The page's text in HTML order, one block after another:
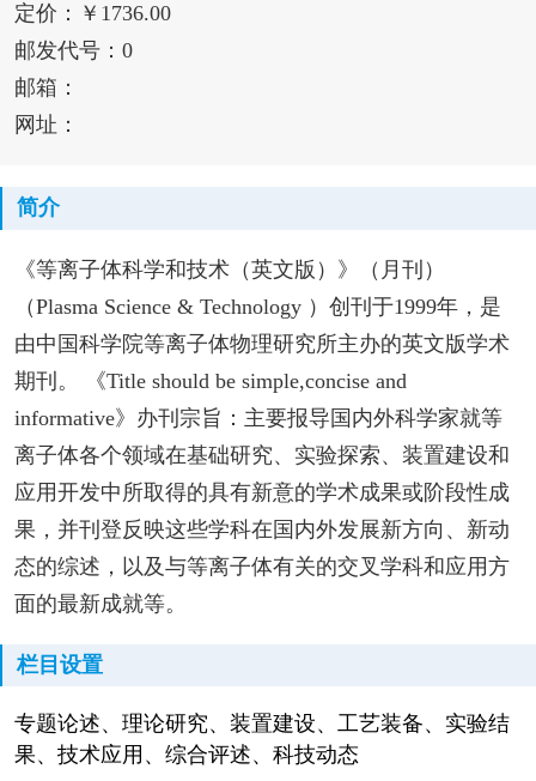
定价：￥1736.00
邮发代号：0
邮箱：
网址：
简介
《等离子体科学和技术（英文版）》（月刊）
（Plasma Science & Technology ）创刊于1999年，是
由中国科学院等离子体物理研究所主办的英文版学术
期刊。 《Title should be simple,concise and
informative》办刊宗旨：主要报导国内外科学家就等
离子体各个领域在基础研究、实验探索、装置建设和
应用开发中所取得的具有新意的学术成果或阶段性成
果，并刊登反映这些学科在国内外发展新方向、新动
态的综述，以及与等离子体有关的交叉学科和应用方
面的最新成就等。
栏目设置
专题论述、理论研究、装置建设、工艺装备、实验结
果、技术应用、综合评述、科技动态